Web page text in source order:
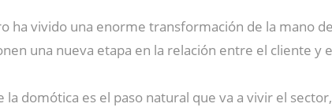
ha vivido una enorme transformación de la mano
una nueva etapa en la relación entre el cliente
domótica es el paso natural que va a vivir el